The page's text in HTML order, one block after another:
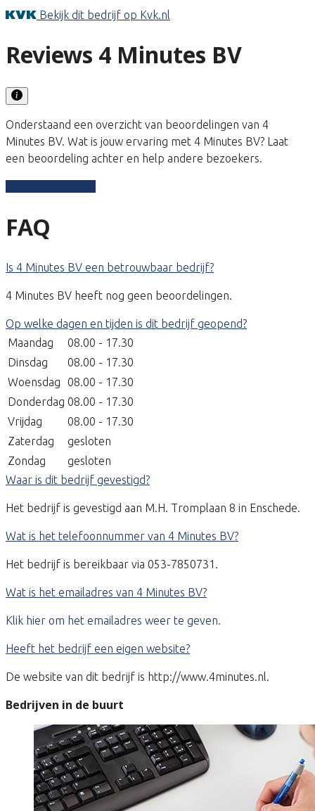
Bekijk dit bedrijf op Kvk.nl
Reviews 4 Minutes BV
Onderstaand een overzicht van beoordelingen van 4
Minutes BV. Wat is jouw ervaring met 4 Minutes BV? Laat
een beoordeling achter en help andere bezoekers.
FAQ
Is 4 Minutes BV een betrouwbaar bedrijf?
4 Minutes BV heeft nog geen beoordelingen.
Op welke dagen en tijden is dit bedrijf geopend?
Maandag
08.00 - 17.30
Dinsdag
08.00 - 17.30
Woensdag
08.00 - 17.30
Donderdag 08.00 - 17.30
Vrijdag
08.00 - 17.30
Zaterdag
gesloten
Zondag
gesloten
Waar is dit bedrijf gevestigd?
Het bedrijf is gevestigd aan M.H. Tromplaan 8 in Enschede.
Wat is het telefoonnummer van 4 Minutes BV?
Het bedrijf is bereikbaar via 053-7850731.
Wat is het emailadres van 4 Minutes BV?
Klik hier om het emailadres weer te geven.
Heeft het bedrijf een eigen website?
De website van dit bedrijf is http://www.4minutes.nl.
Bedrijven in de buurt